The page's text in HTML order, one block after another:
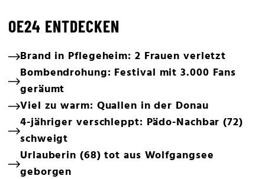
OE24 ENTDECKEN
Brand in Pflegeheim: 2 Frauen verletzt
Bombendrohung: Festival mit 3.000 Fans
geräumt
Viel zu warm: Quallen in der Donau
4-jähriger verschleppt: Pädo-Nachbar (72)
schweigt
Urlauberin (68) tot aus Wolfgangsee
geborgen